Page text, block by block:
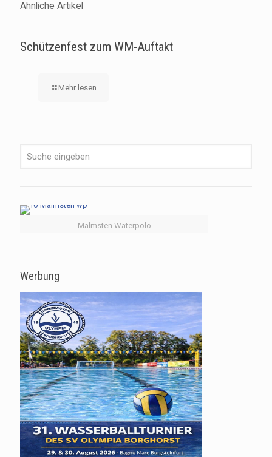
Ähnliche Artikel
Schützenfest zum WM-Auftakt
Mehr lesen
Malmsten Waterpolo
Werbung